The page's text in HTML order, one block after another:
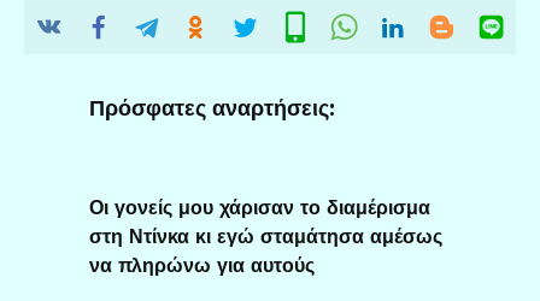
Πρόσφατες αναρτήσεις:
Οι γονείς μου χάρισαν το διαμέρισμα
στη Ντίνκα κι εγώ σταμάτησα αμέσως
να πληρώνω για αυτούς